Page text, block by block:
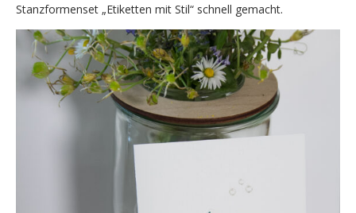
Stanzformenset „Etiketten mit Stil“ schnell gemacht.